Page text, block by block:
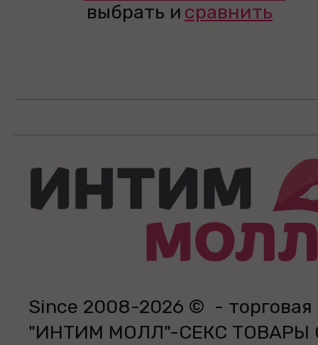
выбрать и сравнить
Since 2008-2026 © - торговая
"ИНТИМ МОЛЛ"-СЕКС